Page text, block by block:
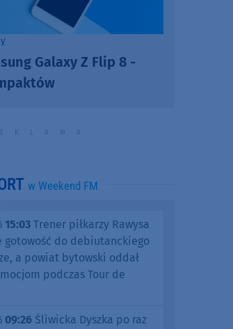
Galaxy Z Flip 8 -
w Weekend FM
15:03 Trener piłkarzy Rawysa
gotowość do debiutanckiego
a powiat bytowski oddał
podczas Tour de
09:26 Śliwicka Dyszka po raz